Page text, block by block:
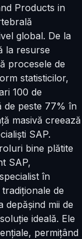
Products in
global. De la
la resurse
procesele de
statisticilor,
100 de
de peste 77% în
masivă creează
SAP.
bine plătite
SAP,
în
tradiționale de
depășind mii de
ideală. Ele
permițând